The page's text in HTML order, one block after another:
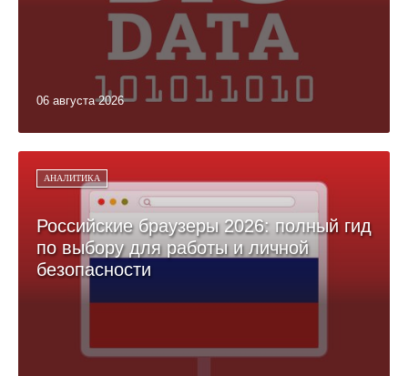
06 августа 2026
АНАЛИТИКА
Российские браузеры 2026: полный гид
по выбору для работы и личной
безопасности